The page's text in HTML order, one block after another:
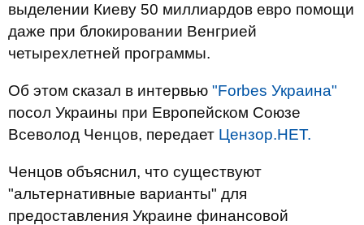
выделении Киеву 50 миллиардов евро помощи
даже при блокировании Венгрией
четырехлетней программы.
Об этом сказал в интервью "Forbes Украина"
посол Украины при Европейском Союзе
Всеволод Ченцов, передает Цензор.НЕТ.
Ченцов объяснил, что существуют
"альтернативные варианты" для
предоставления Украине финансовой